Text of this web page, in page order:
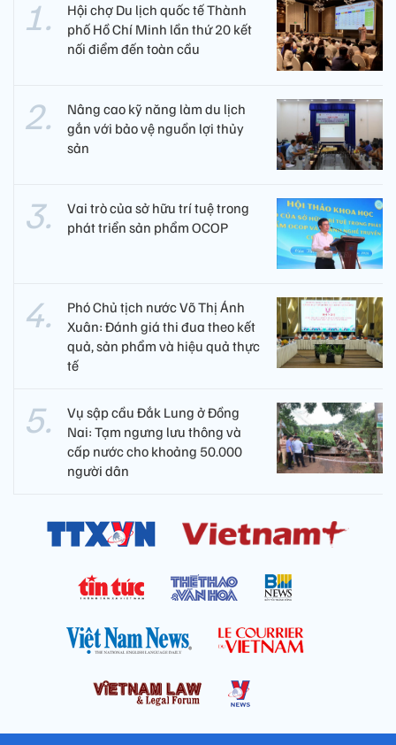
Hội chợ Du lịch quốc tế Thành
phố Hồ Chí Minh lần thứ 20 kết
nối điểm đến toàn cầu
Nâng cao kỹ năng làm du lịch
gắn với bảo vệ nguồn lợi thủy
sản
Vai trò của sở hữu trí tuệ trong
phát triển sản phẩm OCOP
Phó Chủ tịch nước Võ Thị Ánh
Xuân: Đánh giá thi đua theo kết
quả, sản phẩm và hiệu quả thực
tế
Vụ sập cầu Đắk Lung ở Đồng
Nai: Tạm ngưng lưu thông và
cấp nước cho khoảng 50.000
người dân